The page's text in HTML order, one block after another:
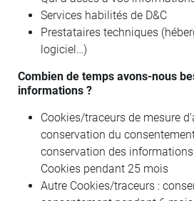
Services habilités de D&C
Prestataires techniques
logiciel…)
Combien de temps avons-nous
informations ?
Cookies/traceurs de mesure
conservation du
conservation des
Cookies pendant 25 mois
Autre Cookies/traceurs :